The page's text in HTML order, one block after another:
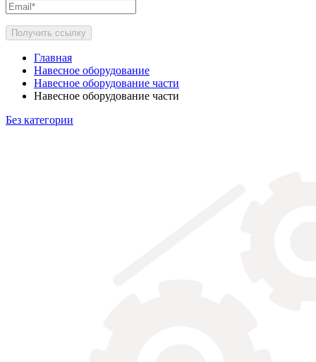
Получить ссылку
Главная
Навесное оборудование
Навесное оборудование части
Навесное оборудование части
Без категории